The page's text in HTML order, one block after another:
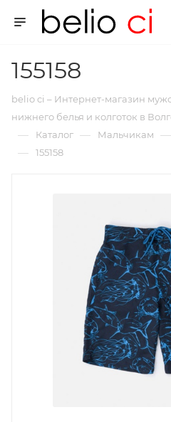
155158
belio ci – Интернет-магазин
нижнего белья и колготок в
— Каталог — Мальчикам —
— 155158